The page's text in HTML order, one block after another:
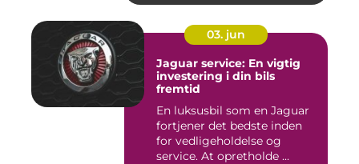
03. jun
Jaguar service: En vigtig
investering i din bils
fremtid
En luksusbil som en Jaguar
fortjener det bedste inden
for vedligeholdelse og
service. At opretholde ...